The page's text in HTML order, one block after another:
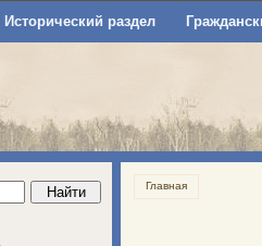
Исторический раздел
Главная